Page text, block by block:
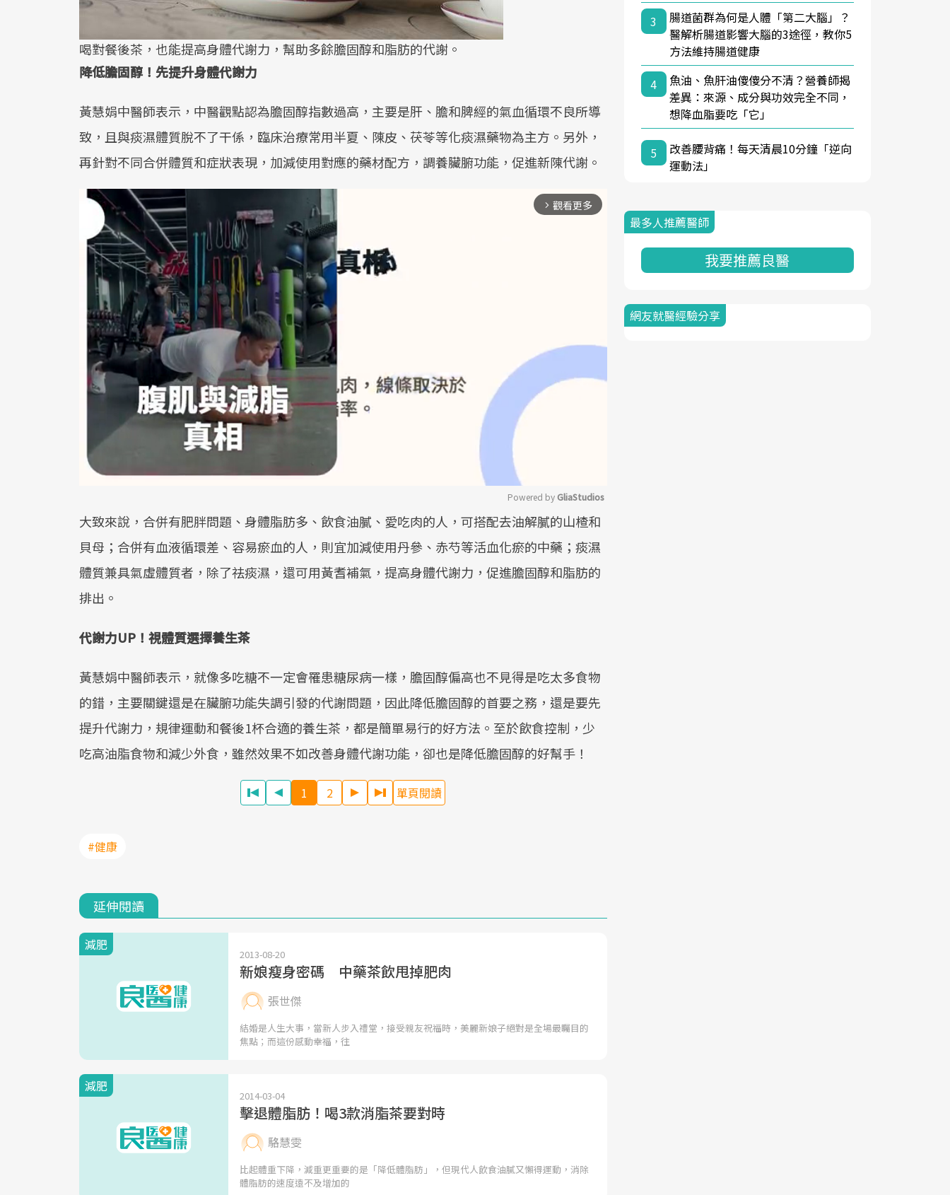
喝對餐後茶，也能提高身體代謝力，幫助多餘膽固醇和脂肪的代謝。
降低膽固醇！先提升身體代謝力
黃慧娟中醫師表示，中醫觀點認為膽固醇指數過高，主要是肝、膽和脾經的氣血循環不良所導
致，且與痰濕體質脫不了干係，臨床治療常用半夏、陳皮、茯苓等化痰濕藥物為主方。另外，
再針對不同合併體質和症狀表現，加減使用對應的藥材配方，調養臟腑功能，促進新陳代謝。
arrow_forward_ios 觀看更多
Mute
Powered by GliaStudios
大致來說，合併有肥胖問題、身體脂肪多、飲食油膩、愛吃肉的人，可搭配去油解膩的山楂和
貝母；合併有血液循環差、容易瘀血的人，則宜加減使用丹參、赤芍等活血化瘀的中藥；痰濕
體質兼具氣虛體質者，除了祛痰濕，還可用黃耆補氣，提高身體代謝力，促進膽固醇和脂肪的
排出。
代謝力UP！視體質選擇養生茶
黃慧娟中醫師表示，就像多吃糖不一定會罹患糖尿病一樣，膽固醇偏高也不見得是吃太多食物
的錯，主要關鍵還是在臟腑功能失調引發的代謝問題，因此降低膽固醇的首要之務，還是要先
提升代謝力，規律運動和餐後1杯合適的養生茶，都是簡單易行的好方法。至於飲食控制，少
吃高油脂食物和減少外食，雖然效果不如改善身體代謝功能，卻也是降低膽固醇的好幫手！
1 2 單頁閱讀
#健康
延伸閱讀
減肥
2013-08-20
新娘瘦身密碼 中藥茶飲甩掉肥肉
張世傑
結婚是人生大事，當新人步入禮堂，接受親友祝福時，美麗新娘子絕對是全場最矚目的
焦點；而這份感動幸福，往
減肥
2014-03-04
擊退體脂肪！喝3款消脂茶要對時
駱慧雯
比起體重下降，減重更重要的是「降低體脂肪」，但現代人飲食油膩又懶得運動，消除
體脂肪的速度遠不及增加的
3
腸道菌群為何是人體「第二大腦」？
醫解析腸道影響大腦的3途徑，教你5
方法維持腸道健康
4
魚油、魚肝油傻傻分不清？營養師揭
差異：來源、成分與功效完全不同，
想降血脂要吃「它」
5
改善腰背痛！每天清晨10分鐘「逆向
運動法」
最多人推薦醫師
我要推薦良醫
網友就醫經驗分享